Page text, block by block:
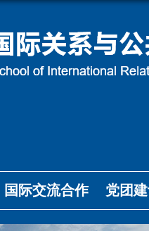
国际交流合作 党团